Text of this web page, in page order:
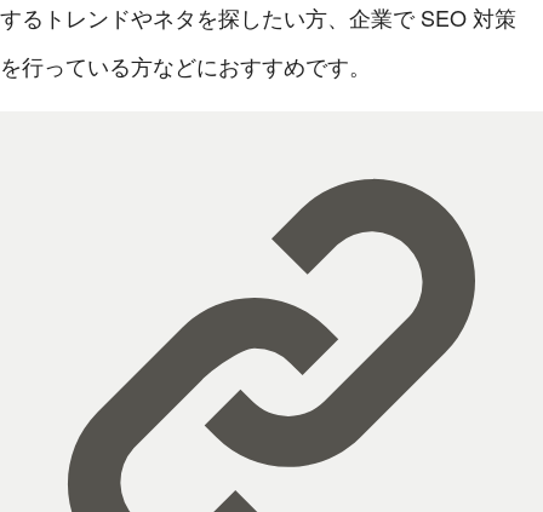
するトレンドやネタを探したい方、企業で SEO 対策
を行っている方などにおすすめです。